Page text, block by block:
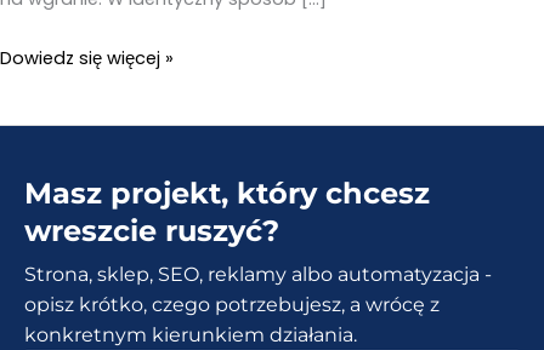
Instalacja
Astra
stronie
WordPress
Dowiedz się więcej »
Masz projekt, który chcesz
wreszcie ruszyć?
Strona, sklep, SEO, reklamy albo automatyzacja -
opisz krótko, czego potrzebujesz, a wrócę z
konkretnym kierunkiem działania.